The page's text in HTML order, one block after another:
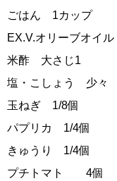
ごはん 1カップ
EX.V.オリーブオイ
米酢 大さじ1
塩・こしょう 少々
玉ねぎ 1/8個
パプリカ 1/4個
きゅうり 1/4個
プチトマト 4個